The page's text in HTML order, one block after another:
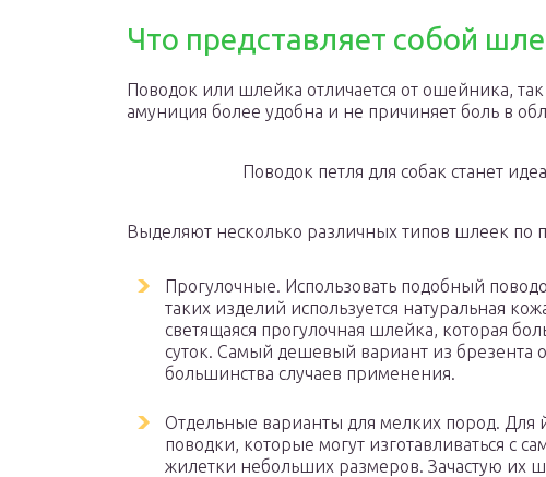
Что представляет собой
Поводок или шлейка отличается от ошейника,
амуниция более удобна и не причиняет боль в
Поводок петля для собак станет
Выделяют несколько различных типов шлеек по
Прогулочные. Использовать подобный
таких изделий используется натуральная
светящаяся прогулочная шлейка, которая
суток. Самый дешевый вариант из брезента
большинства случаев применения.
Отдельные варианты для мелких пород. Для
поводки, которые могут изготавливаться с
жилетки небольших размеров. Зачастую их